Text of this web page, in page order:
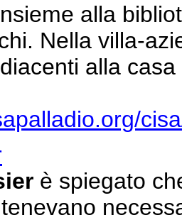
alla
Nella villa-
alla
è spiegato